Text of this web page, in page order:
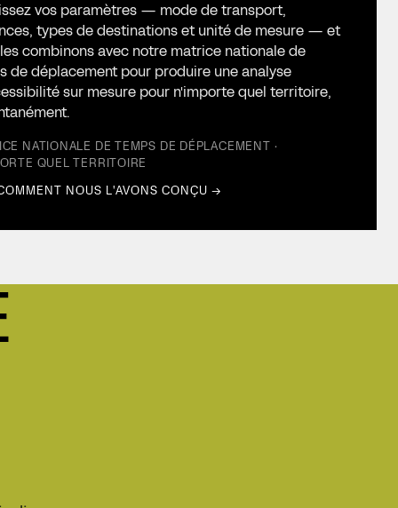
vos paramètres — mode de transport,
types de destinations et unité de mesure — et
combinons avec notre matrice nationale de
de déplacement pour produire une analyse
sur mesure pour n'importe quel territoire,
NATIONALE DE TEMPS DE DÉPLACEMENT ·
QUEL TERRITOIRE
NOUS L'AVONS CONÇU →